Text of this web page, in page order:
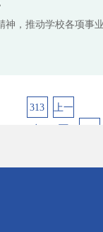
神，推动学校各项事
313
上一